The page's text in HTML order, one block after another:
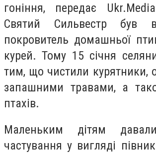
гоніння, передає
Святий Сильвестр був
покровитель домашньої
курей. Тому 15 січня
тим, що чистили курятники,
запашними травами, а
птахів.
Маленьким дітям
частування у вигляді